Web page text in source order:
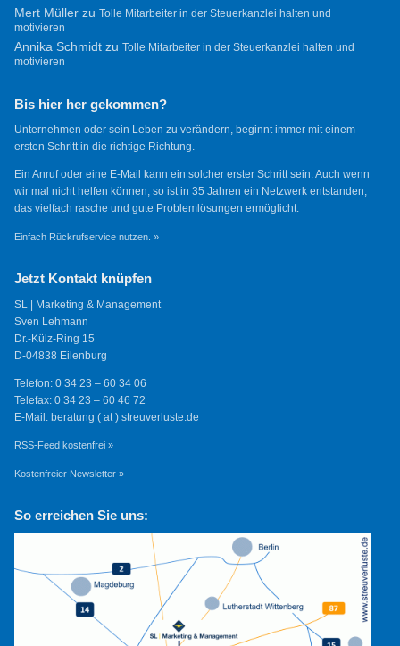
Mert Müllerzu Tolle Mitarbeiter in der Steuerkanzlei halten und
motivieren
Annika Schmidtzu Tolle Mitarbeiter in der Steuerkanzlei halten und
motivieren
Bis hier her gekommen?
Unternehmen oder sein Leben zu verändern, beginnt immer mit einem
ersten Schritt in die richtige Richtung.
Ein Anruf oder eine E-Mail kann ein solcher erster Schritt sein. Auch wenn
wir mal nicht helfen können, so ist in 35 Jahren ein Netzwerk entstanden,
das vielfach rasche und gute Problemlösungen ermöglicht.
Einfach Rückrufservice nutzen. »
Jetzt Kontakt knüpfen
SL | Marketing & Management
Sven Lehmann
Dr.-Külz-Ring 15
D-04838 Eilenburg
Telefon: 0 34 23 – 60 34 06
Telefax: 0 34 23 – 60 46 72
E-Mail: beratung ( at ) streuverluste.de
RSS-Feed kostenfrei »
Kostenfreier Newsletter »
So erreichen Sie uns: